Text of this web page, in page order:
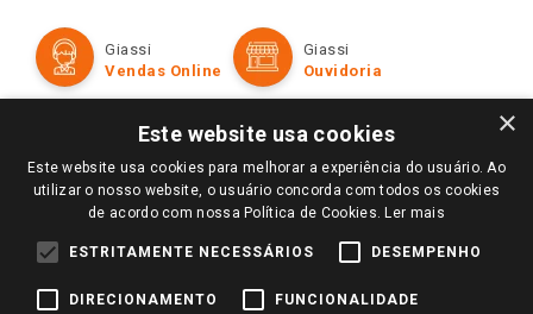
Televendas
Amigo Giassi
Trabalhe Conosco
Identidade Visual
Formas de Pagamento
Políticas de entrega
Trocas e Devoluções
Giassi
Vendas Online
Giassi
Ouvidoria
Redes Sociais
Pagamento e Segurança
×
Este website usa cookies
Este website usa cookies para melhorar a experiência do usuário. Ao
utilizar o nosso website, o usuário concorda com todos os cookies
de acordo com nossa Política de Cookies. Ler mais
ESTRITAMENTE NECESSÁRIOS DESEMPENHO
DIRECIONAMENTO FUNCIONALIDADE